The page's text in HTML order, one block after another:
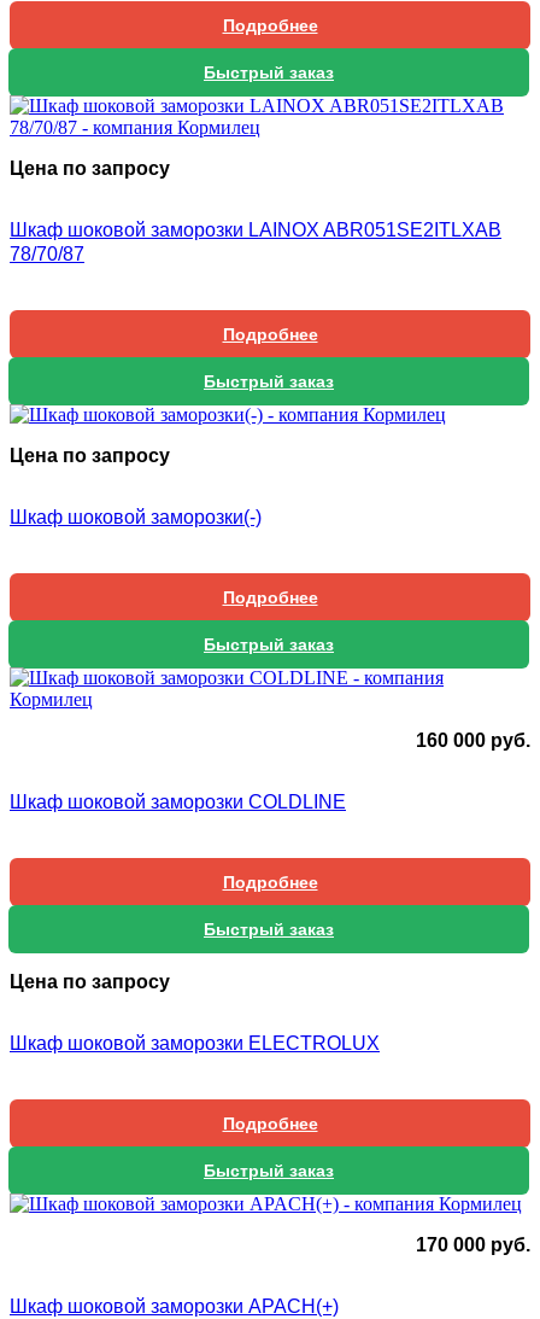
Подробнее
Быстрый заказ
Цена по запросу
Шкаф шоковой заморозки LAINOX ABR051SE2ITLXAB
78/70/87
Подробнее
Быстрый заказ
Цена по запросу
Шкаф шоковой заморозки(-)
Подробнее
Быстрый заказ
160 000 руб.
Шкаф шоковой заморозки COLDLINE
Подробнее
Быстрый заказ
Цена по запросу
Шкаф шоковой заморозки ELECTROLUX
Подробнее
Быстрый заказ
170 000 руб.
Шкаф шоковой заморозки APACH(+)